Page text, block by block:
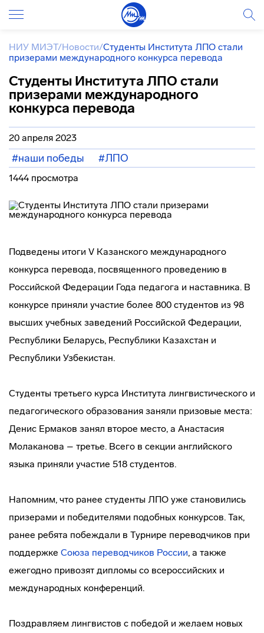
НИУ МИЭТ/Новости/Студенты Института ЛПО стали
призерами международного конкурса перевода
Студенты Института ЛПО стали
призерами международного
конкурса перевода
20 апреля 2023
#наши победы #ЛПО
1444 просмотра
Подведены итоги V Казанского международного
конкурса перевода, посвященного проведению в
Российской Федерации Года педагога и наставника. В
конкурсе приняли участие более 800 студентов из 98
высших учебных заведений Российской Федерации,
Республики Беларусь, Республики Казахстан и
Республики Узбекистан.
Студенты третьего курса Института лингвистического и
педагогического образования заняли призовые места:
Денис Ермаков занял второе место, а Анастасия
Молаканова – третье. Всего в секции английского
языка приняли участие 518 студентов.
Напомним, что ранее студенты ЛПО уже становились
призерами и победителями подобных конкурсов. Так,
ранее ребята побеждали в Турнире переводчиков при
поддержке Союза переводчиков России, а также
ежегодно привозят дипломы со всероссийских и
международных конференций.
Поздравляем лингвистов с победой и желаем новых